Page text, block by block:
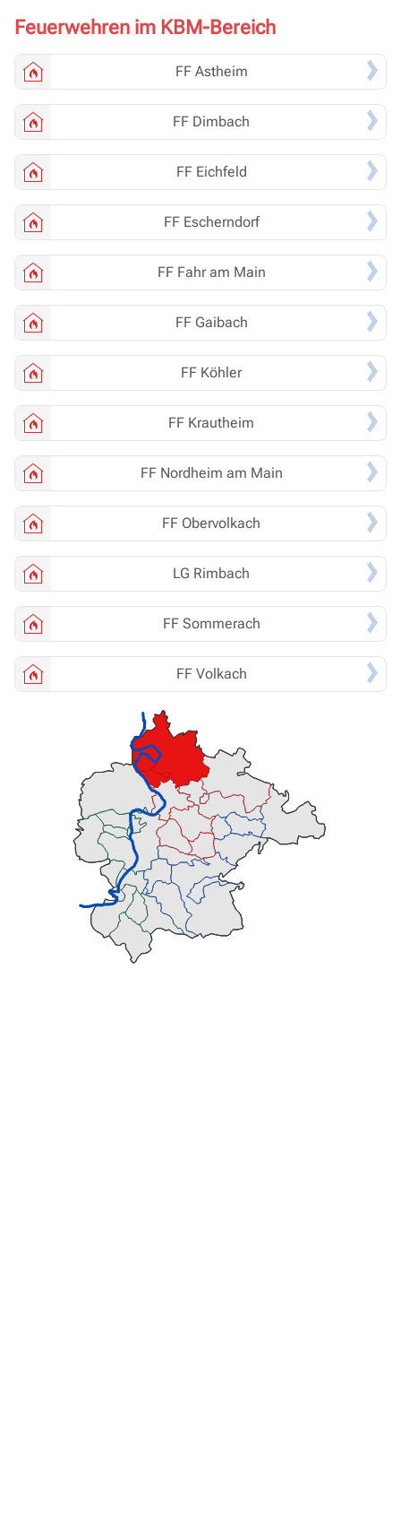
Feuerwehren im KBM-Bereich
FF Astheim
FF Dimbach
FF Eichfeld
FF Escherndorf
FF Fahr am Main
FF Gaibach
FF Köhler
FF Krautheim
FF Nordheim am Main
FF Obervolkach
LG Rimbach
FF Sommerach
FF Volkach